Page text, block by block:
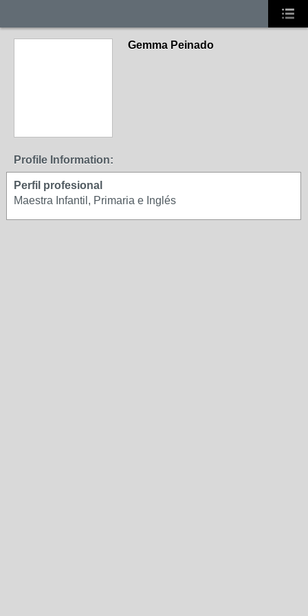
Gemma Peinado
Profile Information:
Perfil profesional
Maestra Infantil, Primaria e Inglés